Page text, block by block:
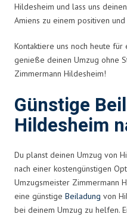
Hildesheim und lass uns
Amiens zu einem positiven
Kontaktiere uns noch heute
genieße deinen Umzug ohne
Zimmermann Hildesheim!
Günstige
Hildesheim
Du planst deinen Umzug von
nach einer kostengünstigen
Umzugsmeister Zimmermann
eine günstige Beiladung von
bei deinem Umzug zu helfen.